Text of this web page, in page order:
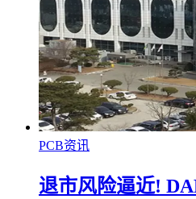
PCB资讯
退市风险逼近!